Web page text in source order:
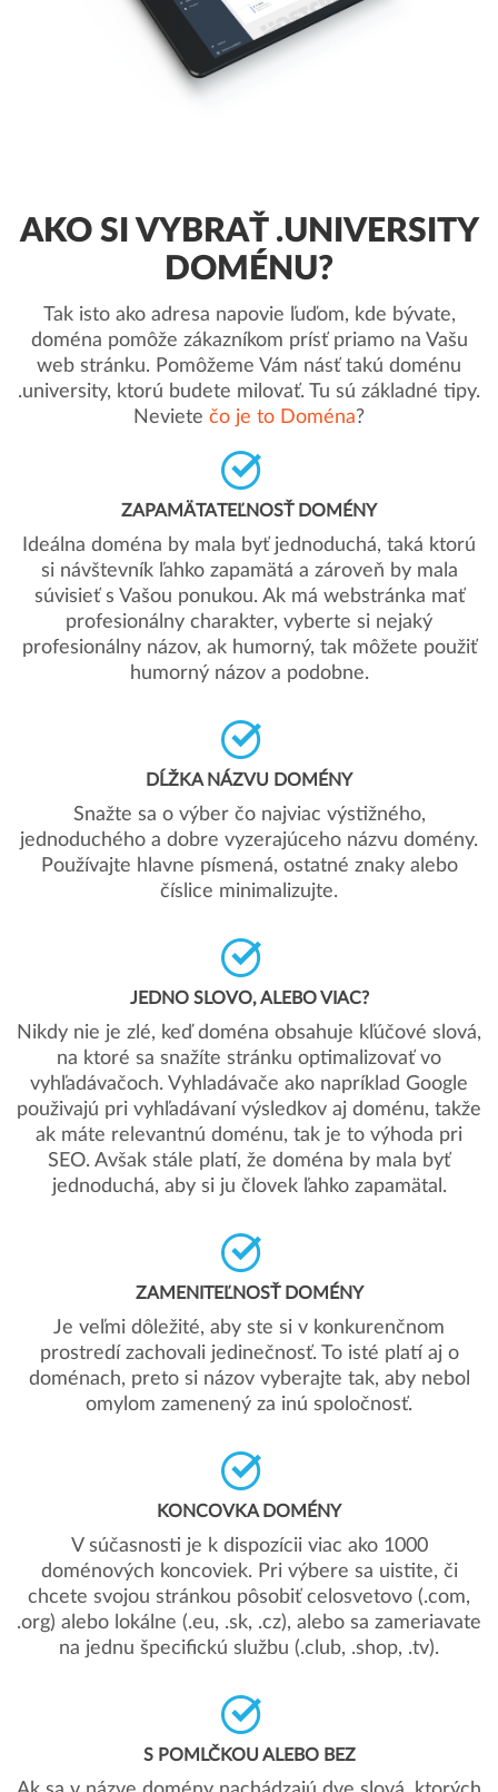
AKO SI VYBRAŤ .UNIVERSITY
DOMÉNU?
Tak isto ako adresa napovie ľuďom, kde bývate,
doména pomôže zákazníkom prísť priamo na Vašu
web stránku. Pomôžeme Vám násť takú doménu
.university, ktorú budete milovať. Tu sú základné tipy.
Neviete čo je to Doména?
ZAPAMÄTATEĽNOSŤ DOMÉNY
Ideálna doména by mala byť jednoduchá, taká ktorú
si návštevník ľahko zapamätá a zároveň by mala
súvisieť s Vašou ponukou. Ak má webstránka mať
profesionálny charakter, vyberte si nejaký
profesionálny názov, ak humorný, tak môžete použiť
humorný názov a podobne.
DĹŽKA NÁZVU DOMÉNY
Snažte sa o výber čo najviac výstižného,
jednoduchého a dobre vyzerajúceho názvu domény.
Používajte hlavne písmená, ostatné znaky alebo
číslice minimalizujte.
JEDNO SLOVO, ALEBO VIAC?
Nikdy nie je zlé, keď doména obsahuje kľúčové slová,
na ktoré sa snažíte stránku optimalizovať vo
vyhľadávačoch. Vyhladávače ako napríklad Google
použivajú pri vyhľadávaní výsledkov aj doménu, takže
ak máte relevantnú doménu, tak je to výhoda pri
SEO. Avšak stále platí, že doména by mala byť
jednoduchá, aby si ju človek ľahko zapamätal.
ZAMENITEĽNOSŤ DOMÉNY
Je veľmi dôležité, aby ste si v konkurenčnom
prostredí zachovali jedinečnosť. To isté platí aj o
doménach, preto si názov vyberajte tak, aby nebol
omylom zamenený za inú spoločnosť.
KONCOVKA DOMÉNY
V súčasnosti je k dispozícii viac ako 1000
doménových koncoviek. Pri výbere sa uistite, či
chcete svojou stránkou pôsobiť celosvetovo (.com,
.org) alebo lokálne (.eu, .sk, .cz), alebo sa zameriavate
na jednu špecifickú službu (.club, .shop, .tv).
S POMLČKOU ALEBO BEZ